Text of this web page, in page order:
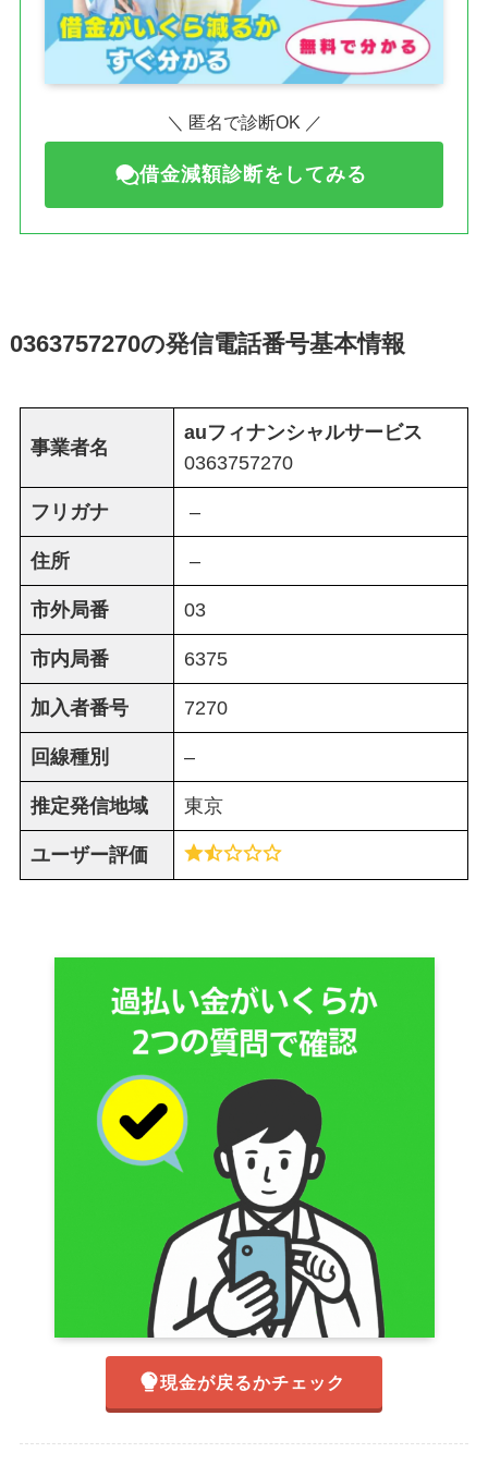
＼ 匿名で診断OK ／
借金減額診断をしてみる
0363757270の発信電話番号基本情報
事業者名
auフィナンシャルサービス
0363757270
フリガナ –
住所 –
市外局番 03
市内局番 6375
加入者番号 7270
回線種別 –
推定発信地域 東京
ユーザー評価
現金が戻るかチェック